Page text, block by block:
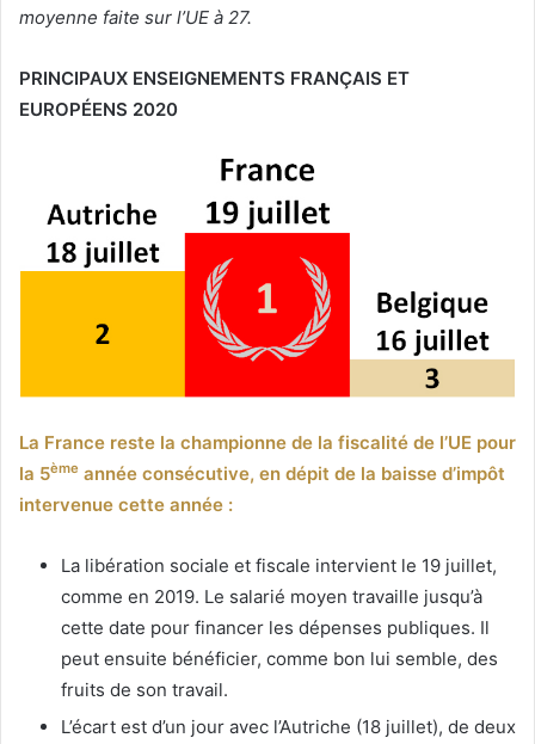
moyenne faite sur l’UE à 27.
PRINCIPAUX ENSEIGNEMENTS FRANÇAIS ET
EUROPÉENS 2020
La France reste la championne de la fiscalité de l’UE pour
la 5ème année consécutive, en dépit de la baisse d’impôt
intervenue cette année :
La libération sociale et fiscale intervient le 19 juillet,
comme en 2019. Le salarié moyen travaille jusqu’à
cette date pour financer les dépenses publiques. Il
peut ensuite bénéficier, comme bon lui semble, des
fruits de son travail.
L’écart est d’un jour avec l’Autriche (18 juillet), de deux